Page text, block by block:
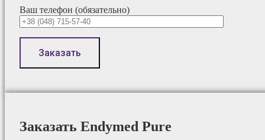
Ваш телефон (обязательно)
Заказать Endymed Pure